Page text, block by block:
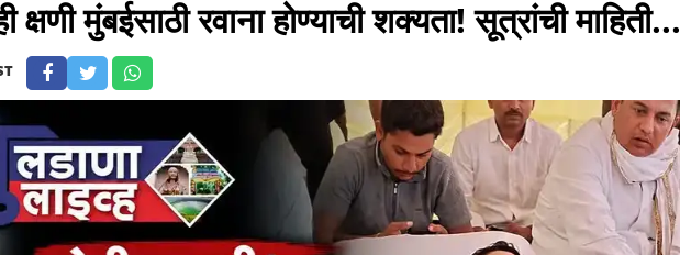
मुंबईसाठी रवाना होण्याची शक्यता! सूत्रांची माहिती...